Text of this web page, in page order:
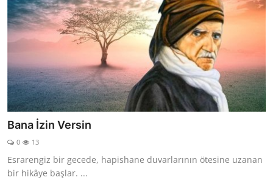
Bana İzin Versin
0 13
Esrarengiz bir gecede, hapishane duvarlarının ötesine uzanan
bir hikâye başlar. ...